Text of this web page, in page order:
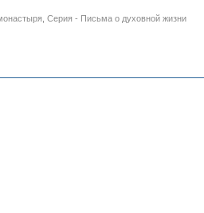
Серия - Письма о духовной жизни